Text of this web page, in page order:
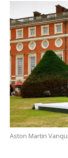
Aston Martin